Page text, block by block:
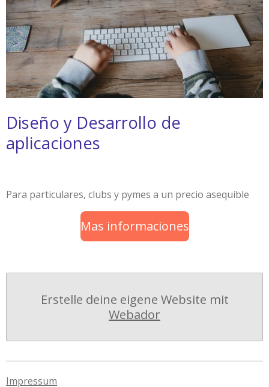
Diseño y Desarrollo de
aplicaciones
Para particulares, clubs y pymes a un precio asequible
Mas informaciones
Erstelle deine eigene Website mit
Webador
Impressum